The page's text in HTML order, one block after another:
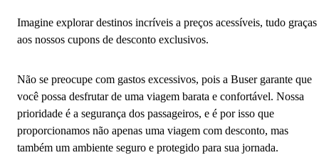
Imagine explorar destinos incríveis a preços acessíveis, tudo graças
aos nossos cupons de desconto exclusivos.
Não se preocupe com gastos excessivos, pois a Buser garante que
você possa desfrutar de uma viagem barata e confortável. Nossa
prioridade é a segurança dos passageiros, e é por isso que
proporcionamos não apenas uma viagem com desconto, mas
também um ambiente seguro e protegido para sua jornada.